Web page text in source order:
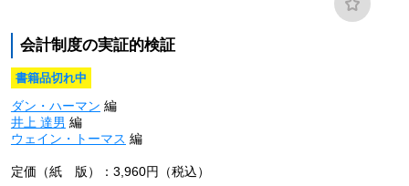
会計制度の実証的検証
書籍品切れ中
ダン・ハーマン 編
井上 達男 編
ウェイン・トーマス 編
定価（紙 版）：3,960円（税込）